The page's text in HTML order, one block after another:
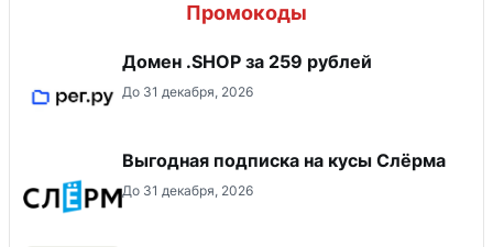
Промокоды
Домен .SHOP за 259 рублей
До 31 декабря, 2026
Выгодная подписка на кусы Слёрма
До 31 декабря, 2026